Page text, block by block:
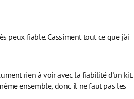
peux fiable. Cassiment tout ce que j'ai
rien à voir avec la fiabilité d'un kit.
ensemble, donc il ne faut pas les